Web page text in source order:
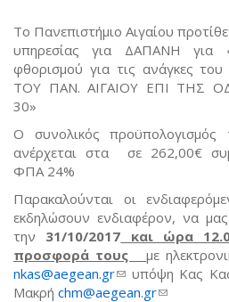
Το Πανεπιστήμιο Αιγαίου
υπηρεσίας για ΔΑΠΑΝΗ για
φθορισμού για τις ανάγκες
ΤΟΥ ΠΑΝ. ΑΙΓΑΙΟΥ ΕΠΙ ΤΗΣ
30»
Ο συνολικός
ανέρχεται στα σε 262,00€
ΦΠΑ 24%
Παρακαλούνται οι
εκδηλώσουν ενδιαφέρον, να
την 31/10/2017 και ώρα
προσφορά τουςμε
nkas@aegean.gr(link sends e-mail)
υπόψη Κας
Μακρή chm@aegean.gr(link sends